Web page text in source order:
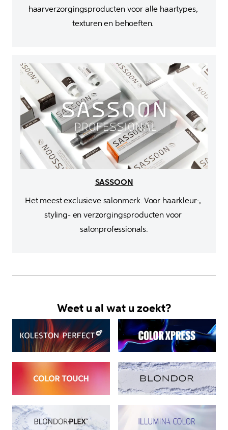
haarverzorgingsproducten voor alle haartypes,
texturen en behoeften.
SASSOON
Het meest exclusieve salonmerk. Voor haarkleur-,
styling- en verzorgingsproducten voor
salonprofessionals.
Weet u al wat u zoekt?